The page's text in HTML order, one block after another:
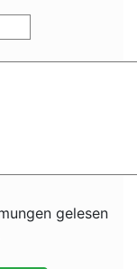
gelesen